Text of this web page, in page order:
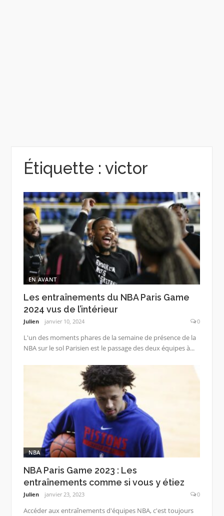
Étiquette : victor
EN AVANT
Les entraînements du NBA Paris Game
2024 vus de l’intérieur
Julien janvier 10, 2024 0
L'un des moments phares de la semaine de présence de la
NBA sur le sol Parisien est le passage des deux équipes à...
NBA
NBA Paris Game 2023 : Les
entraînements comme si vous y étiez
Julien janvier 23, 2023 0
Accéder aux entraînements d'équipes NBA, c'est toujours